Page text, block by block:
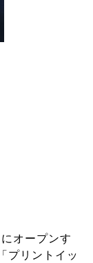
オープンす
プリントイッ